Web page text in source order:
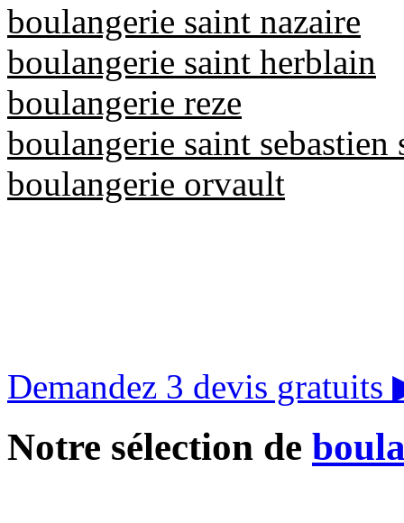
boulangerie saint nazaire
boulangerie saint herblain
boulangerie reze
boulangerie saint sebastien
boulangerie orvault
Demandez 3 devis gratuits
Notre sélection de